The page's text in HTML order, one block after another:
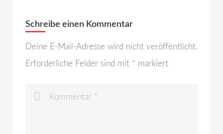
Schreibe einen Kommentar
Deine E-Mail-Adresse wird nicht veröffentlicht.
Erforderliche Felder sind mit * markiert